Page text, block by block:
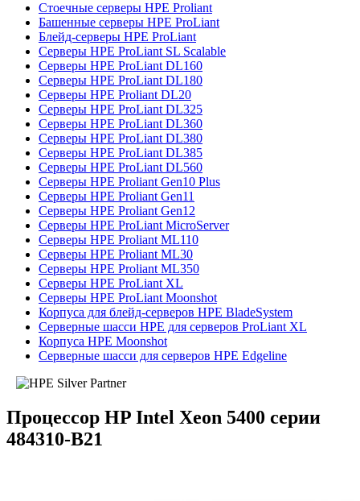
Стоечные серверы HPE Proliant
Башенные серверы HPE ProLiant
Блейд-серверы HPE ProLiant
Серверы HPE ProLiant SL Scalable
Серверы HPE ProLiant DL160
Серверы HPE ProLiant DL180
Серверы HPE Proliant DL20
Серверы HPE ProLiant DL325
Серверы HPE ProLiant DL360
Серверы HPE ProLiant DL380
Серверы HPE ProLiant DL385
Серверы HPE ProLiant DL560
Серверы HPE Proliant Gen10 Plus
Серверы HPE Proliant Gen11
Серверы HPE Proliant Gen12
Серверы HPE ProLiant MicroServer
Серверы HPE Proliant ML110
Серверы HPE Proliant ML30
Серверы HPE Proliant ML350
Серверы HPE ProLiant XL
Серверы HPE ProLiant Moonshot
Корпуса для блейд-серверов HPE BladeSystem
Серверные шасси HPE для серверов ProLiant XL
Корпуса HPE Moonshot
Серверные шасси для серверов HPE Edgeline
Процессор HP Intel Xeon 5400 серии
484310-B21